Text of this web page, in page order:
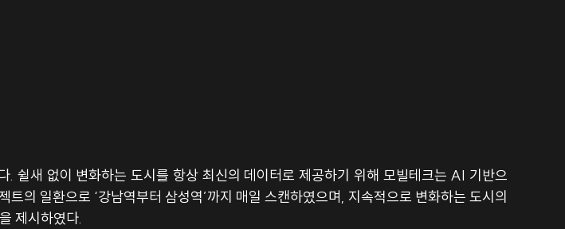
쉴새 없이 변화하는 도시를 항상 최신의 데이터로 제공하기 위해 모빌테크는 AI 기반으
의 일환으로 ‘강남역부터 삼성역’까지 매일 스캔하였으며, 지속적으로 변화하는 도시의
제시하였다.